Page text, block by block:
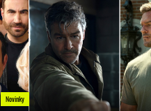
Novinky